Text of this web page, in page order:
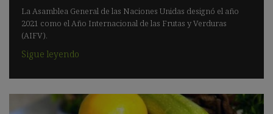
La Asamblea General de las Naciones Unidas designó el año
2021 como el Año Internacional de las Frutas y Verduras
(AIFV).
Sigue leyendo